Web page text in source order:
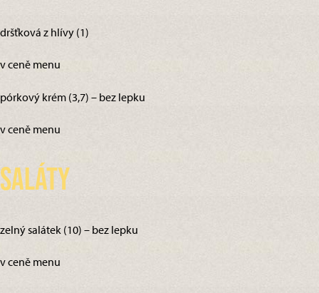
dršťková z hlívy (1)
v ceně menu
pórkový krém (3,7) – bez lepku
v ceně menu
Saláty
zelný salátek (10) – bez lepku
v ceně menu